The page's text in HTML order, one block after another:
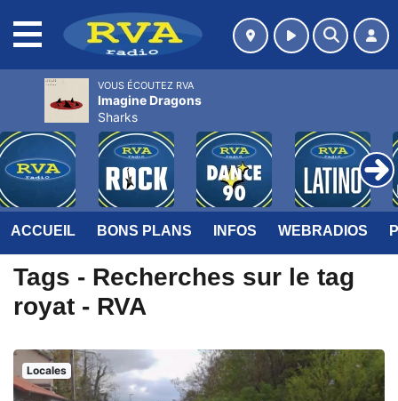
ACCUEIL BONS PLANS INFOS WEBRADIOS
Tags - Recherches sur le tag
royat - RVA
Locales
VOUS ÉCOUTEZ RVA
Imagine Dragons
Sharks